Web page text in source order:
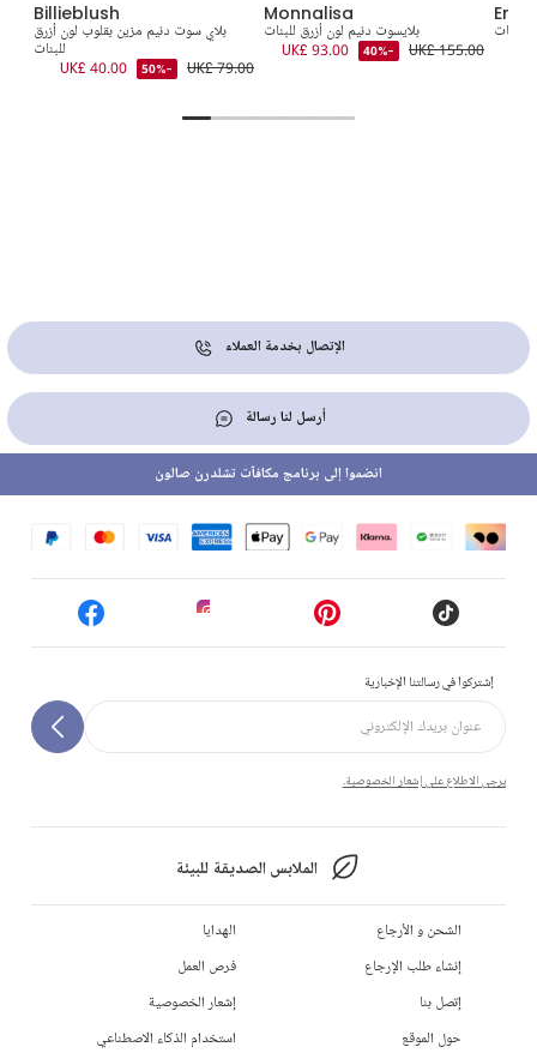
Billieblush
بلاي سوت دنيم مزين بقلوب لون أزرق
للبنات
UK£ 79.00
-50%
UK£ 40.00
Monnalisa
بلايسوت دنيم لون أزرق للبنات
UK£ 155.00
-40%
UK£ 93.00
الإتصال بخدمة العملاء
أرسل لنا رسالة
إشتركوا في رسالتنا الإخبارية
يرجى الاطلاع على إشعار الخصوصية.
الملابس الصديقة للبيئة
انضموا إلى برنامج مكافآت تشلدرن صالون
الشحن و الأرجاع
إنشاء طلب الإرجاع
إتصل بنا
حول الموقع
الهدايا
فرص العمل
إشعار الخصوصية
استخدام الذكاء الاصطناعي